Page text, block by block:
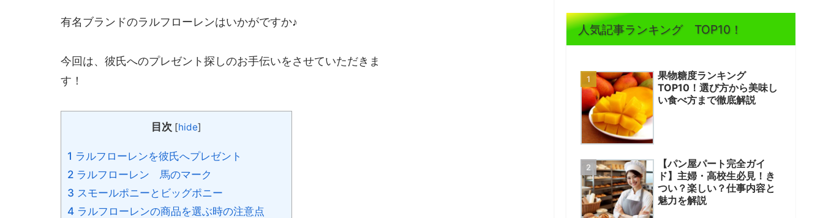
有名ブランドのラルフローレンはいかがですか♪
今回は、彼氏へのプレゼント探しのお手伝いをさせていただきま
す！
目次 [hide]
1 ラルフローレンを彼氏へプレゼント
2 ラルフローレン 馬のマーク
3 スモールポニーとビッグポニー
4 ラルフローレンの商品を選ぶ時の注意点
人気記事ランキング TOP10！
果物糖度ランキング
TOP10！選び方から美味し
い食べ方まで徹底解説
【パン屋パート完全ガイ
ド】主婦・高校生必見！き
つい？楽しい？仕事内容と
魅力を解説